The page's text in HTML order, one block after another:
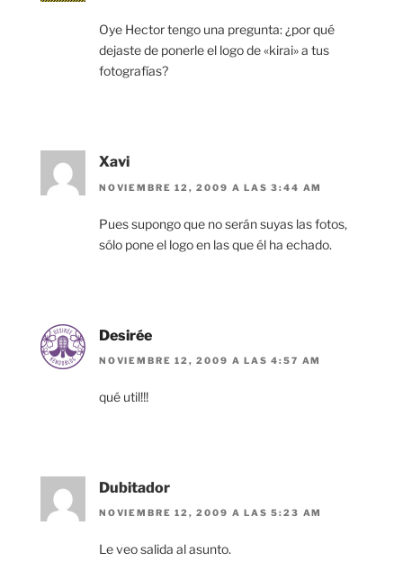
Oye Hector tengo una pregunta: ¿por qué
dejaste de ponerle el logo de «kirai» a tus
fotografías?
Xavi
NOVIEMBRE 12, 2009 A LAS 3:44 AM
Pues supongo que no serán suyas las fotos,
sólo pone el logo en las que él ha echado.
Desirée
NOVIEMBRE 12, 2009 A LAS 4:57 AM
qué util!!!
Dubitador
NOVIEMBRE 12, 2009 A LAS 5:23 AM
Le veo salida al asunto.